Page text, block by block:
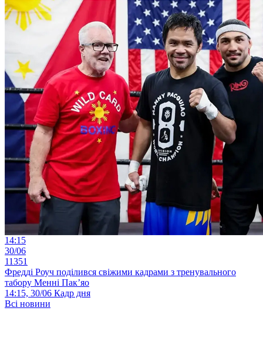
14:15
30/06
11351
Фредді Роуч поділився свіжими кадрами з тренувального
табору Менні Пак’яо
14:15, 30/06 Кадр дня
Всі новини